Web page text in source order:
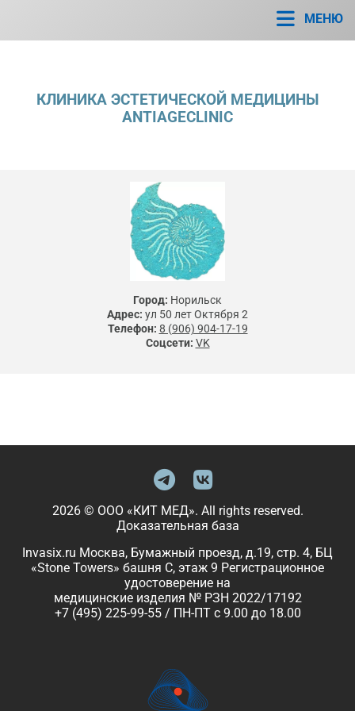
МЕНЮ
КЛИНИКА ЭСТЕТИЧЕСКОЙ МЕДИЦИНЫ
ANTIAGECLINIC
Город: Норильск
Адрес: ул 50 лет Октября 2
Телефон: 8 (906) 904-17-19
Соцсети: VK
2026 © ООО «КИТ МЕД». All rights reserved.
Доказательная база
Invasix.ru Москва, Бумажный проезд, д.19, стр. 4, БЦ
«Stone Towers» башня C, этаж 9 Регистрационное
удостоверение на
медицинские изделия № РЗН 2022/17192
+7 (495) 225-99-55 / ПН-ПТ с 9.00 до 18.00